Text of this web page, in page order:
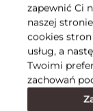
Specyfikacja
Polecane
zapewnić Ci
naszej
cookies
usług, a
Twoimi
zachowań